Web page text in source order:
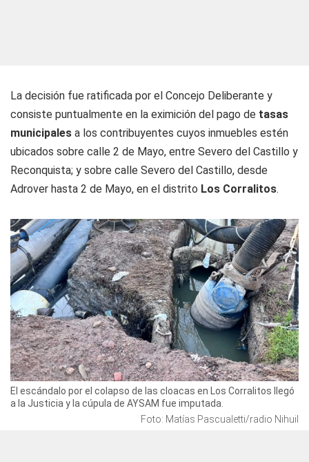
La decisión fue ratificada por el Concejo Deliberante y
consiste puntualmente en la eximición del pago de tasas
municipales a los contribuyentes cuyos inmuebles estén
ubicados sobre calle 2 de Mayo, entre Severo del Castillo y
Reconquista; y sobre calle Severo del Castillo, desde
Adrover hasta 2 de Mayo, en el distrito Los Corralitos.
El escándalo por el colapso de las cloacas en Los Corralitos llegó
a la Justicia y la cúpula de AYSAM fue imputada.
Foto: Matías Pascualetti/radio Nihuil